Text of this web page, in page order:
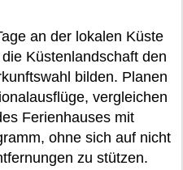
an der lokalen Küste
Küstenlandschaft den
bilden. Planen
vergleichen
Ferienhauses mit
ohne sich auf nicht
zu stützen.